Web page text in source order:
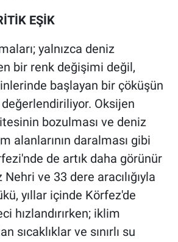
EŞİK
yalnızca deniz
bir renk değişimi değil,
başlayan bir çöküşün
Oksijen
bozulması ve deniz
alanlarının daralması gibi
de artık daha görünür
ve 33 dere aracılığıyla
yıllar içinde Körfez'de
hızlandırırken; iklim
sıcaklıklar ve sınırlı su